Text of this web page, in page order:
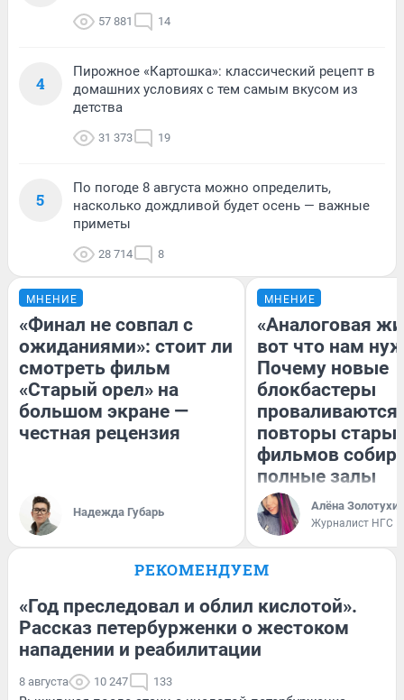
57 881 14
4
Пирожное «Картошка»: классический рецепт в
домашних условиях с тем самым вкусом из
детства
31 373 19
5
По погоде 8 августа можно определить,
насколько дождливой будет осень — важные
приметы
28 714 8
МНЕНИЕ
«Финал не совпал с
ожиданиями»: стоит ли
смотреть фильм
«Старый орел» на
большом экране —
честная рецензия
Надежда Губарь
МНЕНИЕ
«Аналоговая
вот что нам
Почему новые
блокбастеры
повторы
фильмов
полные залы
Алёна
Журналист НГС
РЕКОМЕНДУЕМ
«Год преследовал и облил кислотой».
Рассказ петербурженки о жестоком
нападении и реабилитации
8 августа 10 247 133